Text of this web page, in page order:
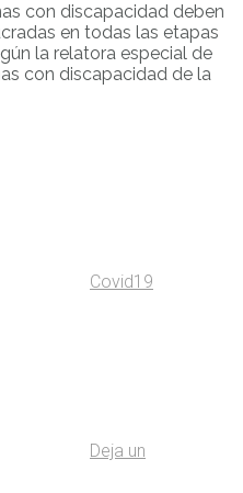
con discapacidad deben
en todas las etapas
la relatora especial de
con discapacidad de la
Covid19
Deja un